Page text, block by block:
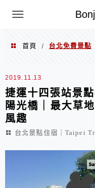
選單
首頁 / 台北免費景點
台北免費景點
2019.11.13
捷運十四張站景
陽光橋｜最大草
風趣
台北景點住宿｜Taipei